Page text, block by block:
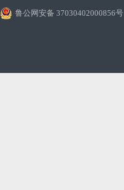
鲁公网安备 37030402000856号